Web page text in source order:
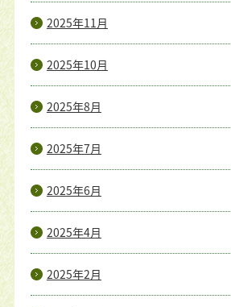
2025年11月
2025年10月
2025年8月
2025年7月
2025年6月
2025年4月
2025年2月